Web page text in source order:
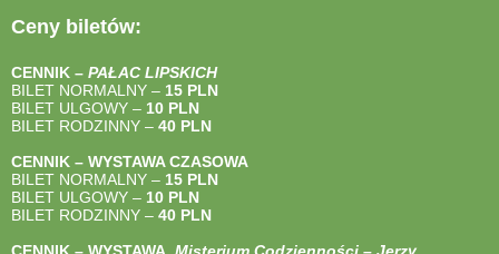
Ceny biletów:
CENNIK – PAŁAC LIPSKICH
BILET NORMALNY – 15 PLN
BILET ULGOWY – 10 PLN
BILET RODZINNY – 40 PLN
CENNIK – WYSTAWA CZASOWA
BILET NORMALNY – 15 PLN
BILET ULGOWY – 10 PLN
BILET RODZINNY – 40 PLN
CENNIK – WYSTAWA Misterium Codzienności – Jerzy